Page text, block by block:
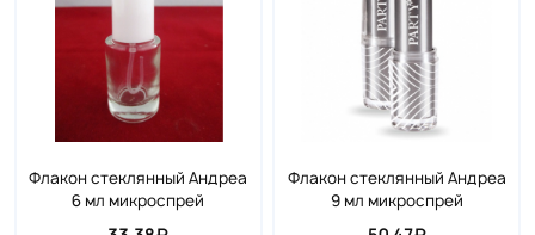
Флакон стеклянный Андреа
6 мл микроспрей
Флакон стеклянный Андреа
9 мл микроспрей